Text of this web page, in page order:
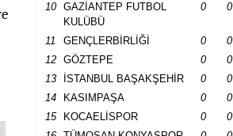
10
GAZİANTEP FUTBOL
KULÜBÜ
0 0
11 GENÇLERBİRLİĞİ 0
0
12
GÖZTEPE 0
0
13
İSTANBUL BAŞAKŞEHİR 0
0
14
KASIMPAŞA 0
0
15
KOCAELİSPOR 0
0